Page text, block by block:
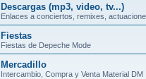
Descargas (mp3, video, tv...)
Enlaces a conciertos, remixes,
Fiestas
Fiestas de Depeche Mode
Mercadillo
Intercambio, Compra y Venta Material DM